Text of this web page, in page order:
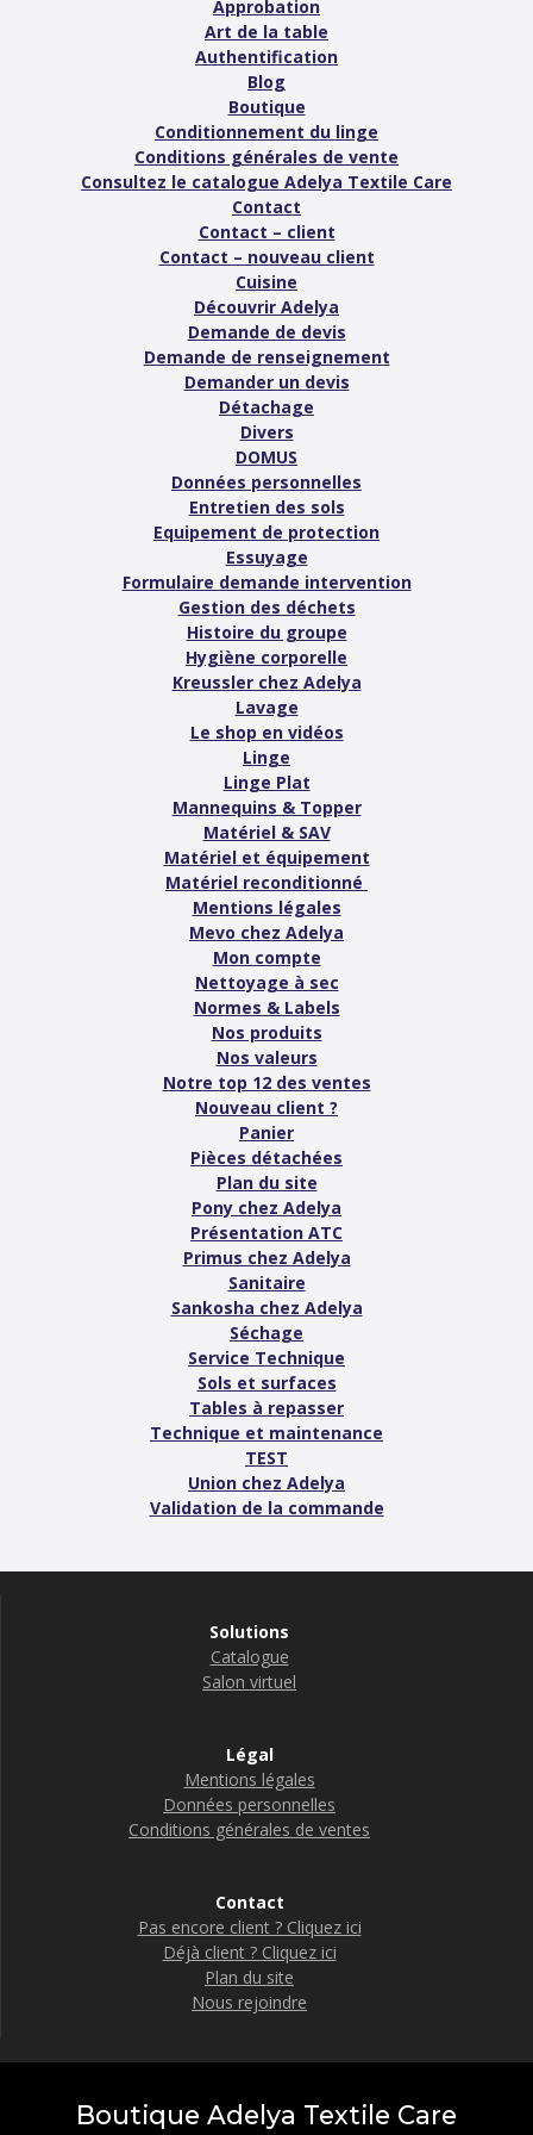
Approbation
Art de la table
Authentification
Blog
Boutique
Conditionnement du linge
Conditions générales de vente
Consultez le catalogue Adelya Textile Care
Contact
Contact – client
Contact – nouveau client
Cuisine
Découvrir Adelya
Demande de devis
Demande de renseignement
Demander un devis
Détachage
Divers
DOMUS
Données personnelles
Entretien des sols
Equipement de protection
Essuyage
Formulaire demande intervention
Gestion des déchets
Histoire du groupe
Hygiène corporelle
Kreussler chez Adelya
Lavage
Le shop en vidéos
Linge
Linge Plat
Mannequins & Topper
Matériel & SAV
Matériel et équipement
Matériel reconditionné
Mentions légales
Mevo chez Adelya
Mon compte
Nettoyage à sec
Normes & Labels
Nos produits
Nos valeurs
Notre top 12 des ventes
Nouveau client ?
Panier
Pièces détachées
Plan du site
Pony chez Adelya
Présentation ATC
Primus chez Adelya
Sanitaire
Sankosha chez Adelya
Séchage
Service Technique
Sols et surfaces
Tables à repasser
Technique et maintenance
TEST
Union chez Adelya
Validation de la commande
Solutions
Catalogue
Salon virtuel
Légal
Mentions légales
Données personnelles
Conditions générales de ventes
Contact
Pas encore client ? Cliquez ici
Déjà client ? Cliquez ici
Plan du site
Nous rejoindre
Boutique Adelya Textile Care